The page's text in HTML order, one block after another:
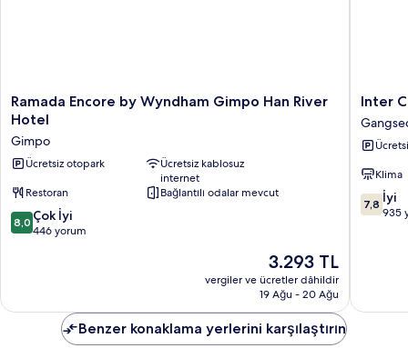
Ramada
Encore
Wyndham
Gimpo
River
Hotel
Gimpo
Ramada Encore by Wyndham Gimpo Han River
Hotel
Gimpo
Ücretsiz otopark
Ücretsiz kablosuz
internet
Restoran
Bağlantılı odalar mevcut
10
üzerinden
yorum
8,0 Çok İyi
446 yorum
Güncel
fiyat:
3.293 TL
3.293 TL
vergiler ve ücretler dâhildir
19 Ağu - 20 Ağu
Inter
City
Seoul
Inter
Klima
10
7,8 İyi
935
Benzer konaklama yerlerini karşılaştırın